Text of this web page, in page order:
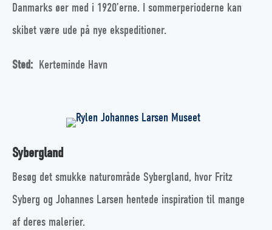
Danmarks øer med i 1920’erne. I sommerperioderne kan
skibet være ude på nye ekspeditioner.
Sted: Kerteminde Havn
Sybergland
Besøg det smukke naturområde Sybergland, hvor Fritz
Syberg og Johannes Larsen hentede inspiration til mange
af deres malerier.